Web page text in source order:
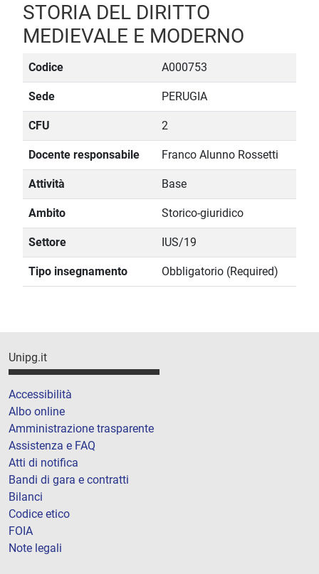
STORIA DEL DIRITTO
MEDIEVALE E MODERNO
Codice A000753
Sede PERUGIA
CFU 2
Docente responsabile Franco Alunno Rossetti
Attività Base
Ambito Storico-giuridico
Settore IUS/19
Tipo insegnamento Obbligatorio (Required)
Unipg.it
Accessibilità
Albo online
Amministrazione trasparente
Assistenza e FAQ
Atti di notifica
Bandi di gara e contratti
Bilanci
Codice etico
FOIA
Note legali